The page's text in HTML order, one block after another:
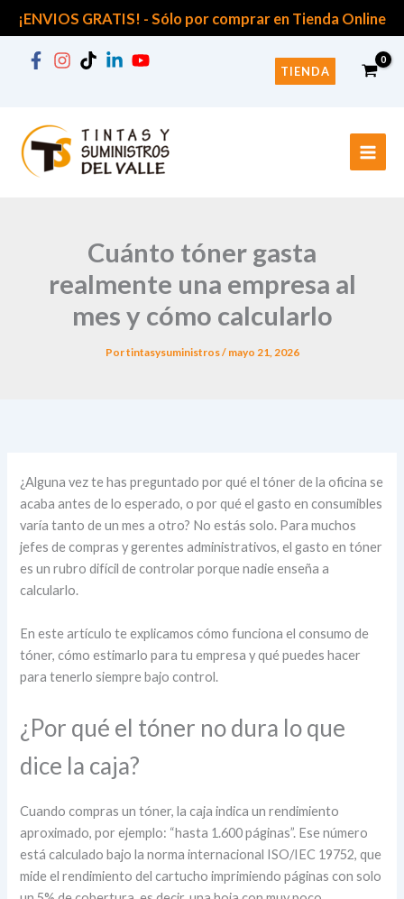
contenido
¡ENVIOS GRATIS! - Sólo por comprar en Tienda Online
TIENDA
Cuánto tóner gasta
realmente una empresa al
mes y cómo calcularlo
Portintasysuministros/ mayo 21, 2026
¿Alguna vez te has preguntado por qué el tóner de la oficina se
acaba antes de lo esperado, o por qué el gasto en consumibles
varía tanto de un mes a otro? No estás solo. Para muchos
jefes de compras y gerentes administrativos, el gasto en tóner
es un rubro difícil de controlar porque nadie enseña a
calcularlo.
En este artículo te explicamos cómo funciona el consumo de
tóner, cómo estimarlo para tu empresa y qué puedes hacer
para tenerlo siempre bajo control.
¿Por qué el tóner no dura lo que
dice la caja?
Cuando compras un tóner, la caja indica un rendimiento
aproximado, por ejemplo: “hasta 1.600 páginas”. Ese número
está calculado bajo la norma internacional ISO/IEC 19752, que
mide el rendimiento del cartucho imprimiendo páginas con solo
u
o
r